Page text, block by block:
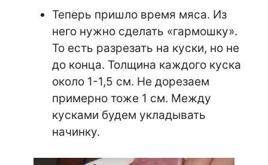
Теперь пришло время мяса. Из
него нужно сделать «гармошку».
То есть разрезать на куски, но не
до конца. Толщина каждого куска
около 1-1,5 см. Не дорезаем
примерно тоже 1 см. Между
кусками будем укладывать
начинку.